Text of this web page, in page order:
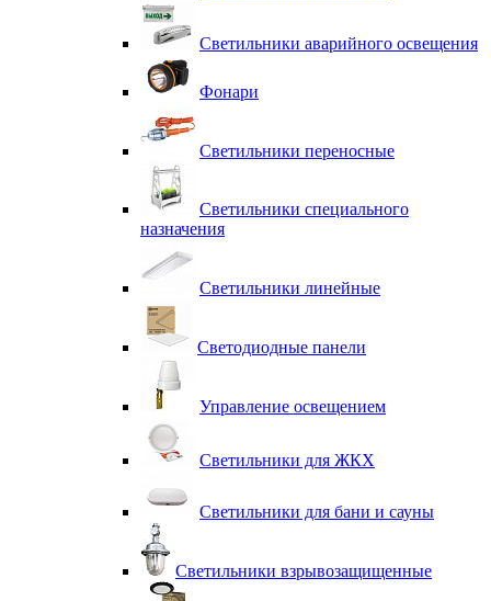
Светильники аварийного освещения
Фонари
Светильники переносные
Светильники специального
назначения
Светильники линейные
Светодиодные панели
Управление освещением
Светильники для ЖКХ
Светильники для бани и сауны
Светильники взрывозащищенные